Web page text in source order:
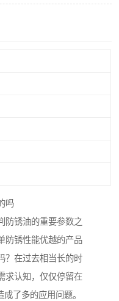
吗
防锈油的重要参数之
防锈性能优越的产品
？在过去相当长的时
求认知，仅仅停留在
了多的应用问题。